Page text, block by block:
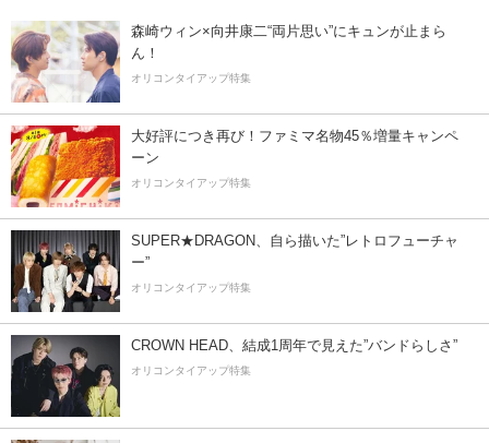
森崎ウィン×向井康二“両片思い”にキュンが止まら
ん！
オリコンタイアップ特集
大好評につき再び！ファミマ名物45％増量キャンペ
ーン
オリコンタイアップ特集
SUPER★DRAGON、自ら描いた”レトロフューチャ
ー”
オリコンタイアップ特集
CROWN HEAD、結成1周年で見えた”バンドらしさ”
オリコンタイアップ特集